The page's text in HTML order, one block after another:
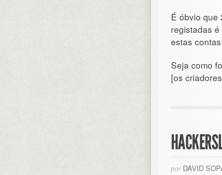
É óbvio que
registadas
estas
Seja como
[os
por DAVID